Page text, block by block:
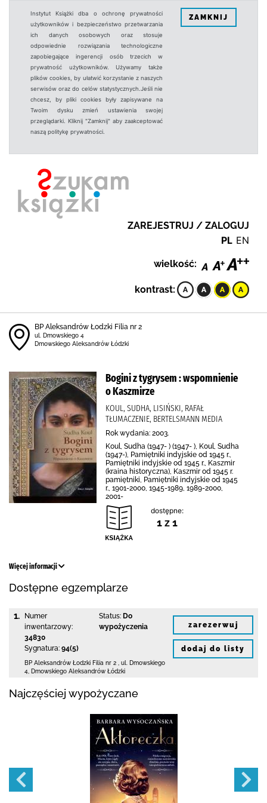
Instytut Książki dba o ochronę prywatności
użytkowników i bezpieczeństwo przetwarzania
ich danych osobowych oraz stosuje
odpowiednie rozwiązania technologiczne
zapobiegające ingerencji osób trzecich w
prywatność użytkowników. Używamy także
plików cookies, by ułatwić korzystanie z naszych
serwisów oraz do celów statystycznych.Jeśli nie
chcesz, by pliki cookies były zapisywane na
Twoim dysku zmień ustawienia swojej
przeglądarki. Kliknij "Zamknij" aby zaakceptować
naszą politykę prywatności.
ZAMKNIJ
ZAREJESTRUJ / ZALOGUJ
PL EN
wielkość:
kontrast:
BP Aleksandrów Łodzki Filia nr 2
ul. Dmowskiego 4
Dmowskiego Aleksandrów Łódzki
Bogini z tygrysem : wspomnienie
o Kaszmirze
KOUL, SUDHA, LISIŃSKI, RAFAŁ
TŁUMACZENIE, BERTELSMANN MEDIA
Rok wydania: 2003.
Koul, Sudha (1947- ) (1947- ), Koul, Sudha
(1947-), Pamiętniki indyjskie od 1945 r.,
Pamiętniki indyjskie od 1945 r., Kaszmir
(kraina historyczna), Kaszmir od 1945 r.
pamiętniki, Pamiętniki indyjskie od 1945
r., 1901-2000, 1945-1989, 1989-2000,
2001-
dostępne:
1 z 1
Więcej informacji
Dostępne egzemplarze
1.
Numer
inwentarzowy:
34830
Sygnatura: 94(5)
Status: Do
wypożyczenia
BP Aleksandrów Łodzki Filia nr 2
ul. Dmowskiego
4 Dmowskiego Aleksandrów Łódzki
zarezerwuj
dodaj do listy
Najczęściej wypożyczane